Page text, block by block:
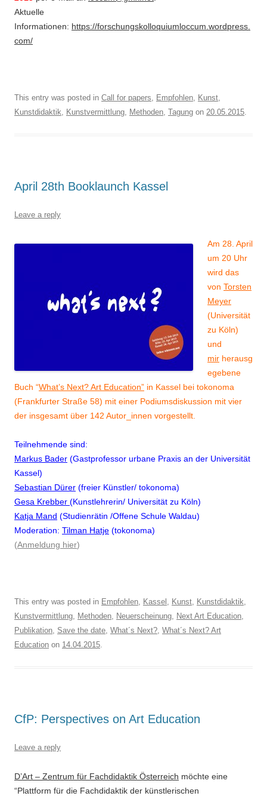
Aktuelle
Informationen: https://forschungskolloquiumloccum.wordpress.
com/
This entry was posted in Call for papers, Empfohlen, Kunst,
Kunstdidaktik, Kunstvermittlung, Methoden, Tagung on 20.05.2015.
April 28th Booklaunch Kassel
Leave a reply
Am 28. April
um 20 Uhr
wird das
von Torsten
Meyer
(Universität
zu Köln)
und
mir herausg
egebene
Buch “What’s Next? Art Education” in Kassel bei tokonoma
(Frankfurter Straße 58) mit einer Podiumsdiskussion mit vier
der insgesamt über 142 Autor_innen vorgestellt.
Teilnehmende sind:
Markus Bader (Gastprofessor urbane Praxis an der Universität
Kassel)
Sebastian Dürer (freier Künstler/ tokonoma)
Gesa Krebber (Kunstlehrerin/ Universität zu Köln)
Katja Mand (Studienrätin /Offene Schule Waldau)
Moderation: Tilman Hatje (tokonoma)
(Anmeldung hier)
This entry was posted in Empfohlen, Kassel , Kunst, Kunstdidaktik,
Kunstvermittlung, Methoden, Neuerscheinung, Next Art Education,
Publikation, Save the date, What´s Next?, What´s Next? Art
Education on 14.04.2015.
CfP: Perspectives on Art Education
Leave a reply
D’Art – Zentrum für Fachdidaktik Österreich möchte eine
“Plattform für die Fachdidaktik der künstlerischen